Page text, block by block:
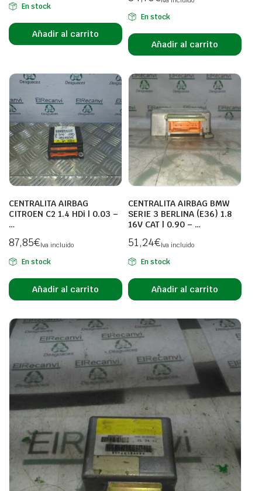
En stock
Añadir al carrito
En stock
Añadir al carrito
CENTRALITA AIRBAG
CITROEN C2 1.4 HDi | 0.03 –
…
87,85€Iva incluido
En stock
Añadir al carrito
CENTRALITA AIRBAG BMW
SERIE 3 BERLINA (E36) 1.8
16V CAT | 0.90 – …
51,24€Iva incluido
En stock
Añadir al carrito